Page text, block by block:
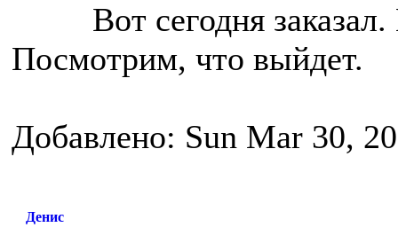
Вот сегодня
Посмотрим, что выйдет.
Добавлено: Sun Mar 30,
Денис